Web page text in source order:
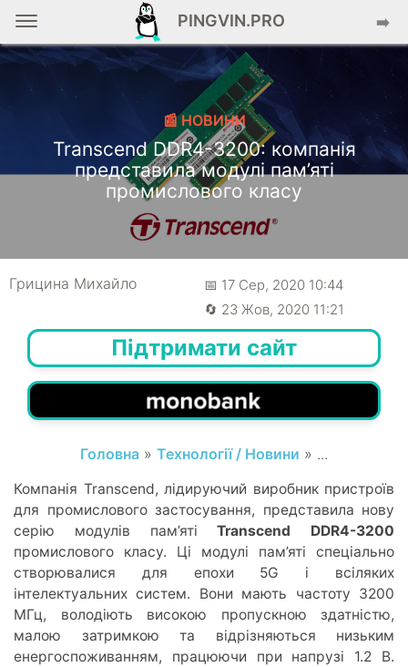
PINGVIN.PRO ➡️
📰 НОВИНИ
Transcend DDR4-3200: компанія
представила модулі пам’яті
промислового класу
Грицина Михайло
📅 17 Сер, 2020 10:44
🔄 23 Жов, 2020 11:21
Підтримати сайт
Головна » Технології / Новини » ...
Компанія Transcend, лідируючий виробник пристроїв
для промислового застосування, представила нову
серію модулів пам’ятіTranscend DDR4-3200
промислового класу. Ці модулі пам’яті спеціально
створювалися для епохи 5G і всіляких
інтелектуальних систем. Вони мають частоту 3200
МГц, володіють високою пропускною здатністю,
малою затримкою та відрізняються низьким
енергоспоживанням, працюючи при напрузі 1.2 В.